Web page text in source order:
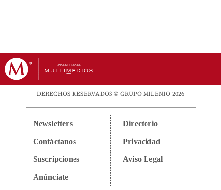
DERECHOS RESERVADOS © GRUPO MILENIO 2026
Newsletters
Contáctanos
Suscripciones
Anúnciate
Directorio
Privacidad
Aviso Legal